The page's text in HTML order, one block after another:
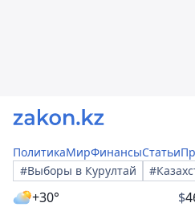
ПолитикаМирФинансыСтатьи
#Выборы в Курултай
+30° $